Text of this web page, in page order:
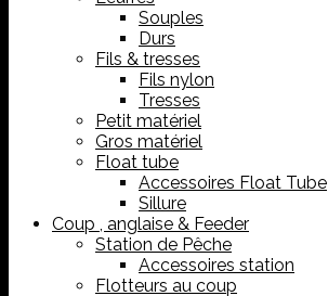
Souples
Durs
Fils & tresses
Fils nylon
Tresses
Petit matériel
Gros matériel
Float tube
Accessoires Float Tube
Sillure
Coup , anglaise & Feeder
Station de Pêche
Accessoires station
Flotteurs au coup